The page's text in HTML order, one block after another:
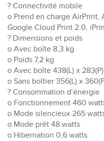
? Connectivité mobile
o Prend en charge AirPrint,
Google Cloud Print 2.0,
? Dimensions et poids
o Avec boîte 8,3 kg
o Poids 7,2 kg
o Avec boîte 438(L) x
o Sans boîtier 356(L) x
? Consommation d’énergie
o Fonctionnement 460
o Mode silencieux 265
o Mode prêt 48 watts
o Hibernation 0,6 watts